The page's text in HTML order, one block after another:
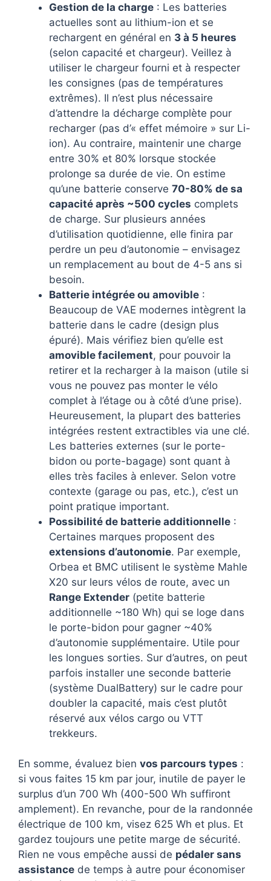
Gestion de la charge : Les batteries
actuelles sont au lithium-ion et se
rechargent en général en 3 à 5 heures
(selon capacité et chargeur). Veillez à
utiliser le chargeur fourni et à respecter
les consignes (pas de températures
extrêmes). Il n’est plus nécessaire
d’attendre la décharge complète pour
recharger (pas d’« effet mémoire » sur Li-
ion). Au contraire, maintenir une charge
entre 30% et 80% lorsque stockée
prolonge sa durée de vie. On estime
qu’une batterie conserve 70-80% de sa
capacité après ~500 cycles complets
de charge. Sur plusieurs années
d’utilisation quotidienne, elle finira par
perdre un peu d’autonomie – envisagez
un remplacement au bout de 4-5 ans si
besoin.
Batterie intégrée ou amovible :
Beaucoup de VAE modernes intègrent la
batterie dans le cadre (design plus
épuré). Mais vérifiez bien qu’elle est
amovible facilement, pour pouvoir la
retirer et la recharger à la maison (utile si
vous ne pouvez pas monter le vélo
complet à l’étage ou à côté d’une prise).
Heureusement, la plupart des batteries
intégrées restent extractibles via une clé.
Les batteries externes (sur le porte-
bidon ou porte-bagage) sont quant à
elles très faciles à enlever. Selon votre
contexte (garage ou pas, etc.), c’est un
point pratique important.
Possibilité de batterie additionnelle :
Certaines marques proposent des
extensions d’autonomie. Par exemple,
Orbea et BMC utilisent le système Mahle
X20 sur leurs vélos de route, avec un
Range Extender (petite batterie
additionnelle ~180 Wh) qui se loge dans
le porte-bidon pour gagner ~40%
d’autonomie supplémentaire. Utile pour
les longues sorties. Sur d’autres, on peut
parfois installer une seconde batterie
(système DualBattery) sur le cadre pour
doubler la capacité, mais c’est plutôt
réservé aux vélos cargo ou VTT
trekkeurs.
En somme, évaluez bien vos parcours types :
si vous faites 15 km par jour, inutile de payer le
surplus d’un 700 Wh (400-500 Wh suffiront
amplement). En revanche, pour de la randonnée
électrique de 100 km, visez 625 Wh et plus. Et
gardez toujours une petite marge de sécurité.
Rien ne vous empêche aussi de pédaler sans
assistance de temps à autre pour économiser